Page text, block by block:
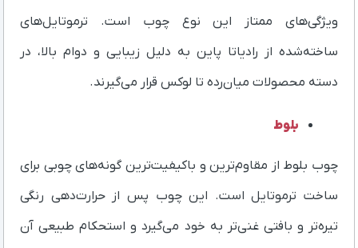
ویژگی‌های ممتاز این نوع چوب است. ترموتایل‌های
ساخته‌شده از رادیاتا پاین به دلیل زیبایی و دوام بالا، در
دسته محصولات میان‌رده تا لوکس قرار می‌گیرند.
بلوط
چوب بلوط از مقاوم‌ترین و باکیفیت‌ترین گونه‌های چوبی برای
ساخت ترموتایل است. این چوب پس از حرارت‌دهی رنگی
تیره‌تر و بافتی غنی‌تر به خود می‌گیرد و استحکام طبیعی آن